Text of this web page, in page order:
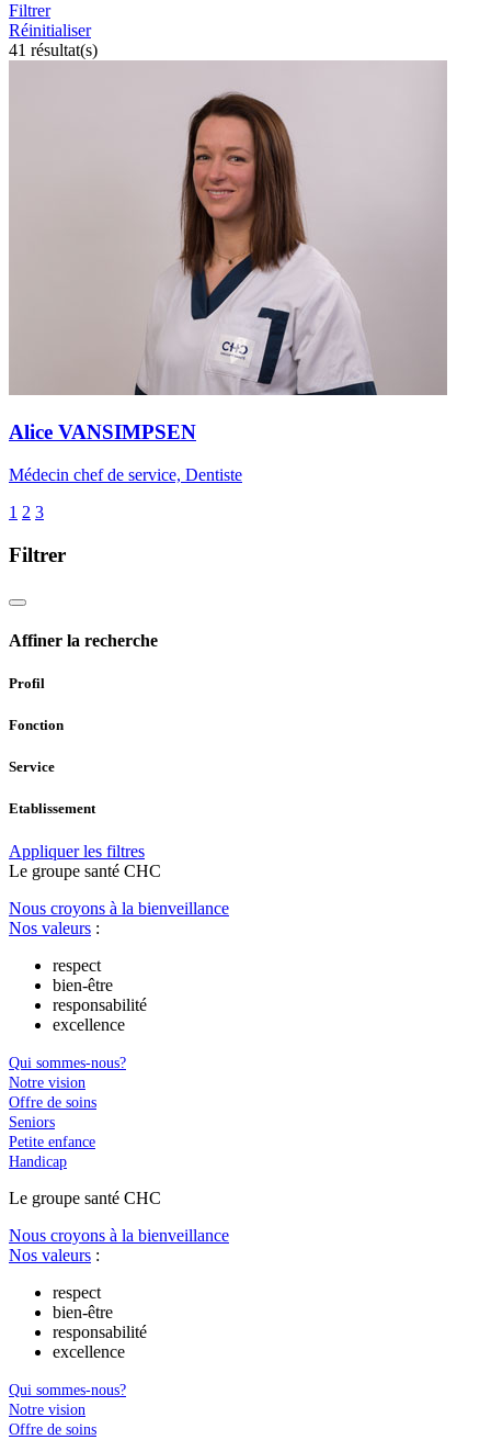
Filtrer
Réinitialiser
41 résultat(s)
Alice VANSIMPSEN
Médecin chef de service, Dentiste
1 2 3
Filtrer
Affiner la recherche
Profil
Fonction
Service
Etablissement
Appliquer les filtres
Le groupe santé CHC
Nous croyons à la bienveillance
Nos valeurs :
respect
bien-être
responsabilité
excellence
Qui sommes-nous?
Notre vision
Offre de soins
Seniors
Petite enfance
Handicap
Le groupe santé CHC
Nous croyons à la bienveillance
Nos valeurs :
respect
bien-être
responsabilité
excellence
Qui sommes-nous?
Notre vision
Offre de soins